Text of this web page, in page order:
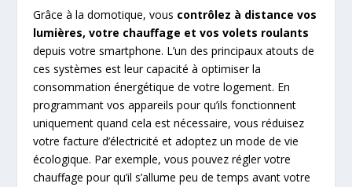
Grâce à la domotique, vous contrôlez à distance vos
lumières, votre chauffage et vos volets roulants
depuis votre smartphone. L’un des principaux atouts de
ces systèmes est leur capacité à optimiser la
consommation énergétique de votre logement. En
programmant vos appareils pour qu’ils fonctionnent
uniquement quand cela est nécessaire, vous réduisez
votre facture d’électricité et adoptez un mode de vie
écologique. Par exemple, vous pouvez régler votre
chauffage pour qu’il s’allume peu de temps avant votre